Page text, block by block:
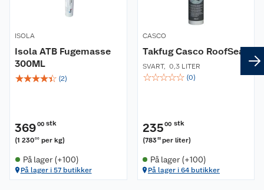
ISOLA
Isola ATB Fugemasse
300ML
☆☆☆☆☆ (2)
36900 stk
(1 23000 per kg)
På lager (+100)
På lager i 57 butikker
CASCO
Takfug Casco RoofSeal
SVART, 0,3 LITER
☆☆☆☆☆ (0)
235 00 stk
(783 33 per liter)
På lager (+100)
På lager i 64 butikker